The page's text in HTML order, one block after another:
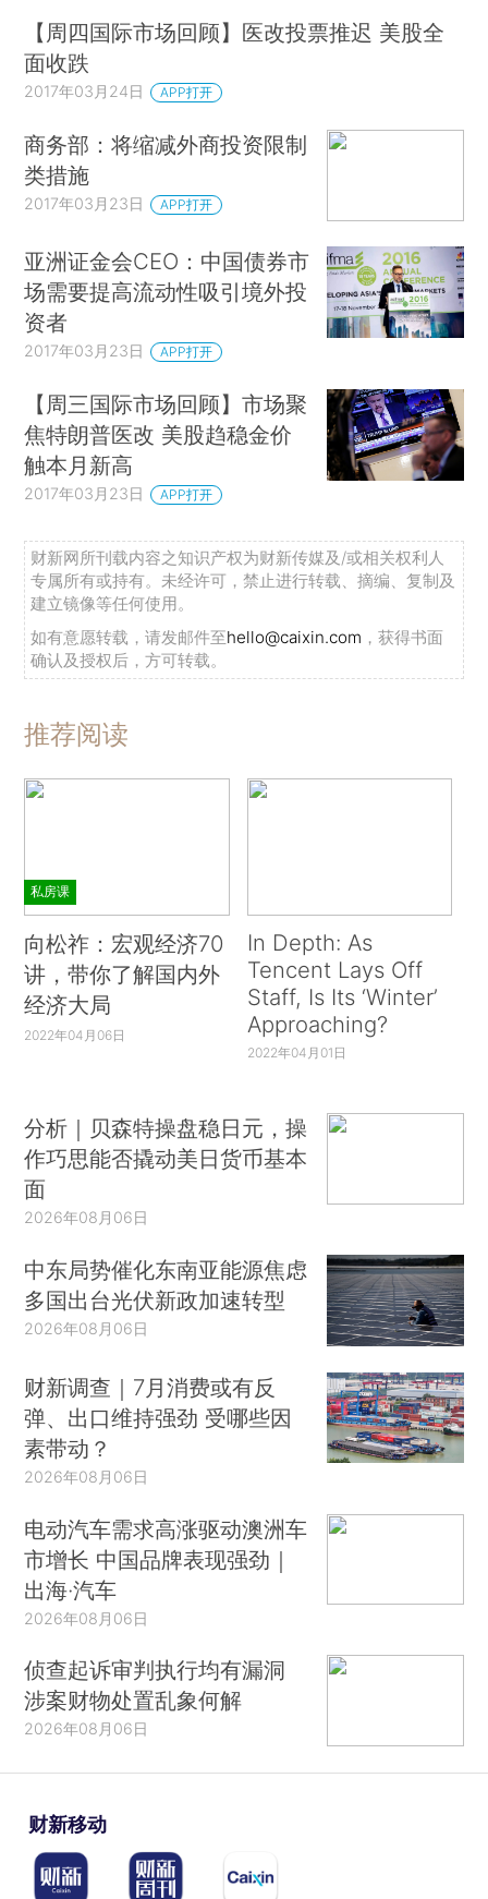
【周四国际市场回顾】医改投票推迟 美股全
面收跌
2017年03月24日 APP打开
商务部：将缩减外商投资限制
类措施
2017年03月23日 APP打开
亚洲证金会CEO：中国债券市
场需要提高流动性吸引境外投
资者
2017年03月23日 APP打开
【周三国际市场回顾】市场聚
焦特朗普医改 美股趋稳金价
触本月新高
2017年03月23日 APP打开
财新网所刊载内容之知识产权为财新传媒及/或相关权利人
专属所有或持有。未经许可，禁止进行转载、摘编、复制及
建立镜像等任何使用。
如有意愿转载，请发邮件至hello@caixin.com ，获得书面
确认及授权后，方可转载。
推荐阅读
私房课
向松祚：宏观经济70
讲，带你了解国内外
经济大局
2022年04月06日
In Depth: As
Tencent Lays Off
Staff, Is Its ‘Winter’
Approaching?
2022年04月01日
分析｜贝森特操盘稳日元，操
作巧思能否撬动美日货币基本
面
2026年08月06日
中东局势催化东南亚能源焦虑
多国出台光伏新政加速转型
2026年08月06日
财新调查｜7月消费或有反
弹、出口维持强劲 受哪些因
素带动？
2026年08月06日
电动汽车需求高涨驱动澳洲车
市增长 中国品牌表现强劲｜
出海·汽车
2026年08月06日
侦查起诉审判执行均有漏洞
涉案财物处置乱象何解
2026年08月06日
财新移动